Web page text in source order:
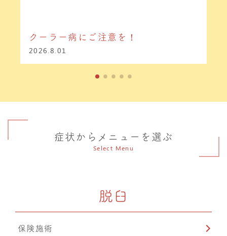
クーラー病にご注意を！
2026.8.01
症状からメニューを選ぶ
Select Menu
脱臼
保険施術